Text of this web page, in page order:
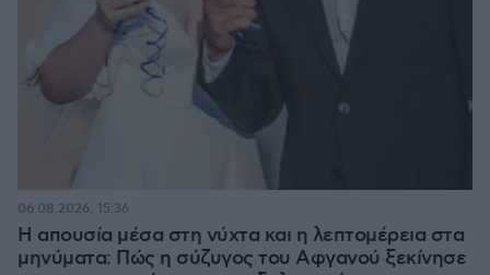
Η απουσία μέσα στη νύχτα και η λεπτομέρεια στα
μηνύματα: Πώς η σύζυγος του Αφγανού ξεκίνησε
06.08.2026, 15:36